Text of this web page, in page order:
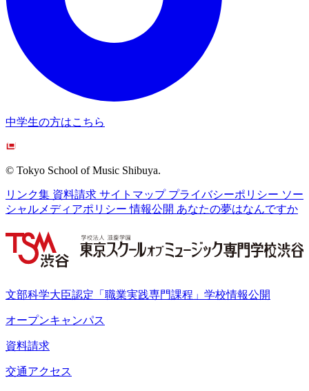
中学生の方はこちら
© Tokyo School of Music Shibuya.
リンク集 資料請求 サイトマップ プライバシーポリシー ソー
シャルメディアポリシー 情報公開 あなたの夢はなんですか
文部科学大臣認定「職業実践専門課程」学校情報公開
オープンキャンパス
資料請求
交通アクセス